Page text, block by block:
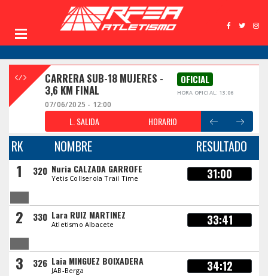
CARRERA SUB-18 MUJERES -
3,6 KM FINAL
OFICIAL
HORA OFICIAL: 13:06
07/06/2025 - 12:00
L. SALIDA HORARIO
RK NOMBRE RESULTADO
1 320 Nuria CALZADA GARROFE
Yetis Collserola Trail Time 31:00
2 330 Lara RUIZ MARTINEZ
Atletismo Albacete 33:41
3 326 Laia MINGUEZ BOIXADERA
JAB-Berga 34:12